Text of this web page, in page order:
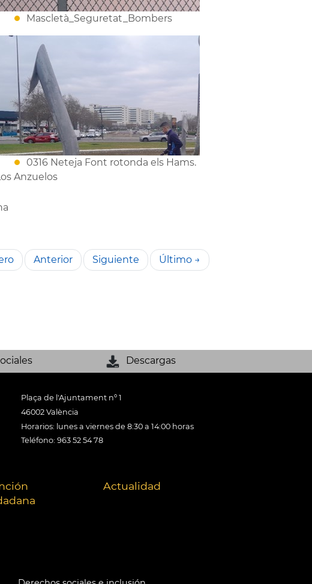
Mascletà_Seguretat_Bombers
0316 Neteja Font rotonda els Hams.
Anzuelos
Anterior Siguiente Último →
Descargas
Plaça de l'Ajuntament nº 1
46002 València
Horarios: lunes a viernes de 8:30 a 14:00 horas
Teléfono: 963 52 54 78
Actualidad